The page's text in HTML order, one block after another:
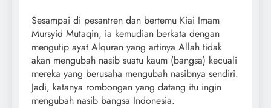
Sesampai di pesantren dan bertemu Kiai Imam
Mursyid Mutaqin, ia kemudian berkata dengan
mengutip ayat Alquran yang artinya Allah tidak
akan mengubah nasib suatu kaum (bangsa) kecuali
mereka yang berusaha mengubah nasibnya sendiri.
Jadi, katanya rombongan yang datang itu ingin
mengubah nasib bangsa Indonesia.